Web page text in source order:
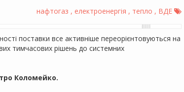
нафтогаз , електроенергія , тепло , ВДЕ
поставки все активніше переорієнтовуються на
тимчасових рішень до системних
Коломейко.